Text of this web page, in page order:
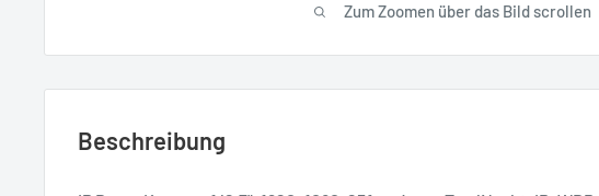
Zum Zoomen über das Bild scrollen
Beschreibung